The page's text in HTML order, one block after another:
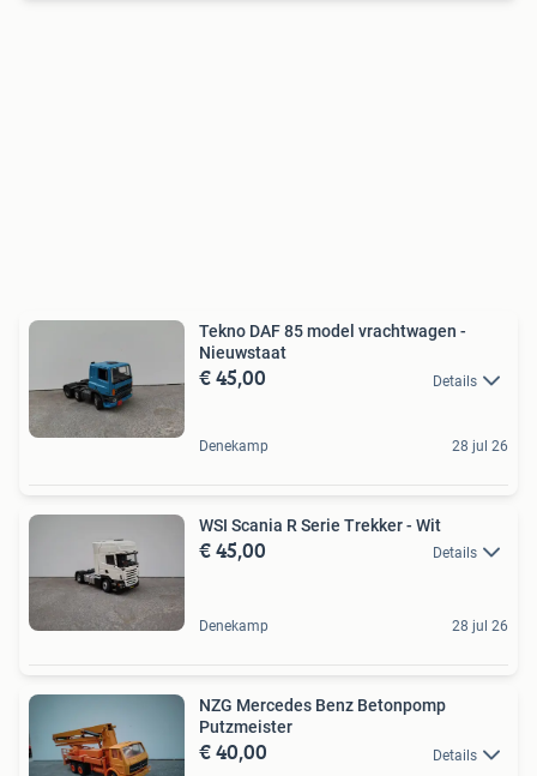
Tekno DAF 85 model vrachtwagen -
Nieuwstaat
€ 45,00 Details
Denekamp 28 jul 26
WSI Scania R Serie Trekker - Wit
€ 45,00 Details
Denekamp 28 jul 26
NZG Mercedes Benz Betonpomp
Putzmeister
€ 40,00 Details